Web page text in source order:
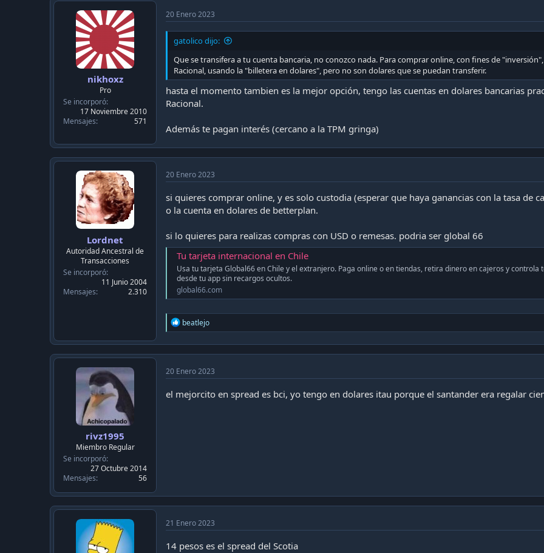
i
o
n
s
nikhoxz
Pro
Se incorporó
17 Noviembre 2010
Mensajes
571
20 Enero 2023
gatolico dijo:
Que se transifera a tu cuenta bancaria, no conozco nada. Para comprar online, con fines de
Racional, usando la "billetera en dolares", pero no son dolares que se puedan transferir.
hasta el momento tambien es la mejor opción, tengo las cuentas en dolares bancarias
Racional.
Además te pagan interés (cercano a la TPM gringa)
Lordnet
Autoridad Ancestral de
Transacciones
Se incorporó
11 Junio 2004
Mensajes
2.310
20 Enero 2023
si quieres comprar online, y es solo custodia (esperar que haya ganancias con la tasa de
o la cuenta en dolares de betterplan.
si lo quieres para realizas compras con USD o remesas. podria ser global 66
Tu tarjeta internacional en Chile
Usa tu tarjeta Global66 en Chile y el extranjero. Paga online o en tiendas, retira dinero en cajeros y controla
desde tu app sin recargos ocultos.
global66.com
R
e
i
o
s
beatlejo
rivz1995
Miembro Regular
Se incorporó
27 Octubre 2014
Mensajes
56
20 Enero 2023
el mejorcito en spread es bci, yo tengo en dolares itau porque el santander era regalar
21 Enero 2023
14 pesos es el spread del Scotia